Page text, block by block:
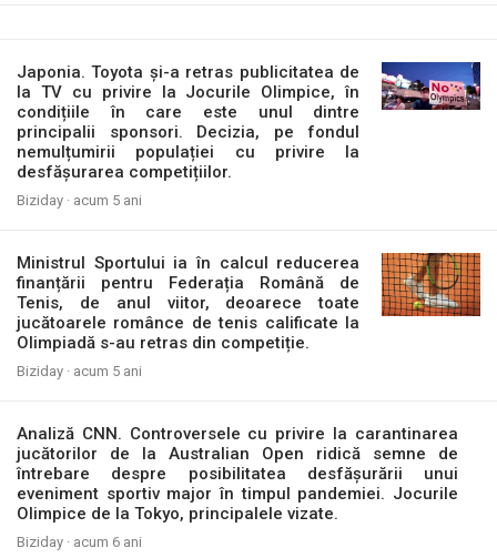
Japonia. Toyota și-a retras publicitatea de
la TV cu privire la Jocurile Olimpice, în
condițiile în care este unul dintre
principalii sponsori. Decizia, pe fondul
nemulțumirii populației cu privire la
desfășurarea competițiilor.
Biziday · acum 5 ani
Ministrul Sportului ia în calcul reducerea
finanțării pentru Federația Română de
Tenis, de anul viitor, deoarece toate
jucătoarele românce de tenis calificate la
Olimpiadă s-au retras din competiție.
Biziday · acum 5 ani
Analiză CNN. Controversele cu privire la carantinarea
jucătorilor de la Australian Open ridică semne de
întrebare despre posibilitatea desfășurării unui
eveniment sportiv major în timpul pandemiei. Jocurile
Olimpice de la Tokyo, principalele vizate.
Biziday · acum 6 ani